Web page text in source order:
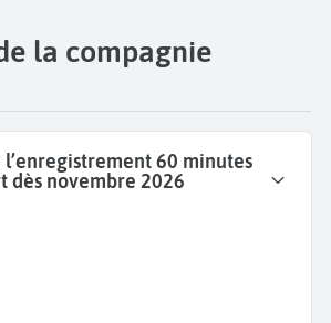
la compagnie
60 minutes
dès novembre 2026